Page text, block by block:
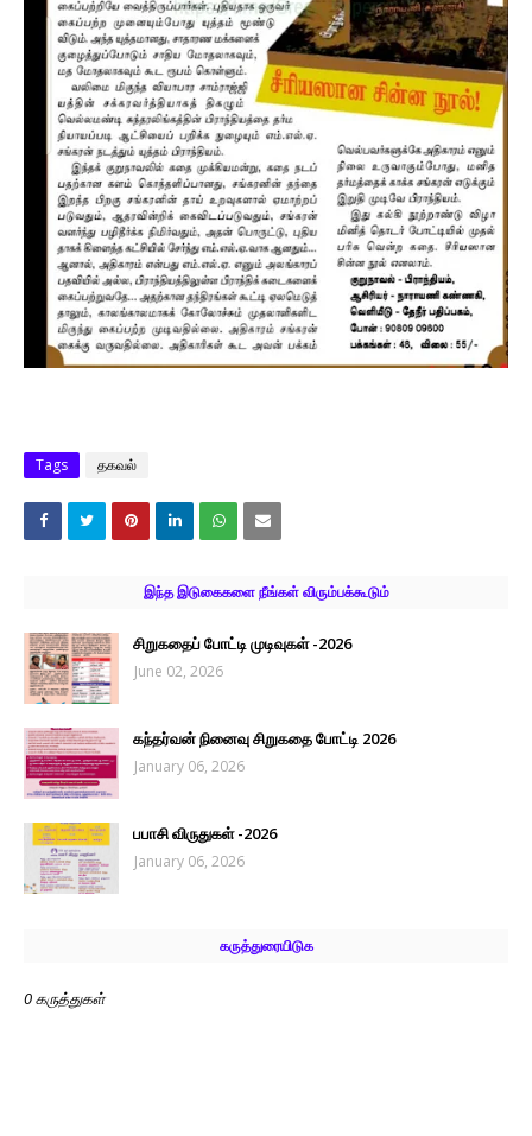
Tags தகவல்
இந்த இடுகைகளை நீங்கள் விரும்பக்கூடும்
சிறுகதைப் போட்டி முடிவுகள் -2026
June 02, 2026
கந்தர்வன் நினைவு சிறுகதை போட்டி 2026
January 06, 2026
பபாசி விருதுகள் -2026
January 06, 2026
கருத்துரையிடுக
0 கருத்துகள்